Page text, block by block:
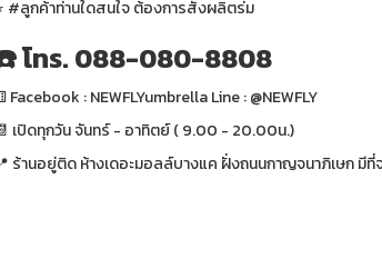
#ลูกค้าท่านใดสนใจ ต้องการสั่งผลิตร่ม
โทร. 088-080-8808
Facebook : NEWFLYumbrella Line : @NEWFLY
เปิดทุกวัน จันทร์ - อาทิตย์ ( 9.00 - 20.00น.)
ร้านอยู่ติด ห้างเดอะมอลล์บางแค ฝั่งถนนกาญจนาภิเษก มี